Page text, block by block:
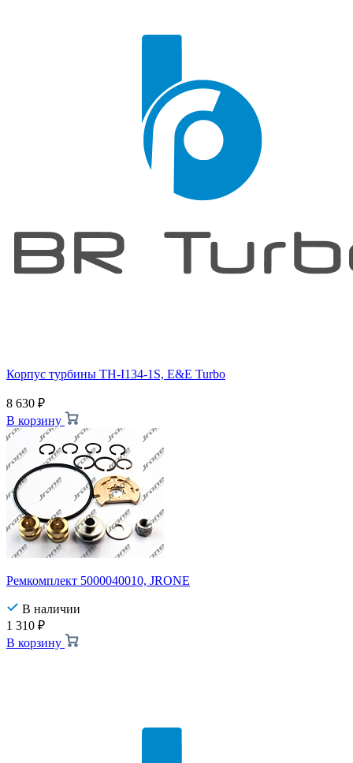
Корпус турбины TH-I134-1S, E&E Turbo
8 630 ₽
В корзину
Ремкомплект 5000040010, JRONE
В наличии
1 310 ₽
В корзину